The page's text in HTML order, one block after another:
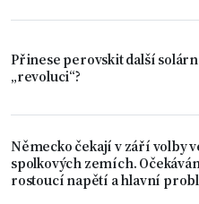
Přinese perovskit další
„revoluci“?
Německo čekají v září volby
spolkových zemích.
rostoucí napětí a hlavní